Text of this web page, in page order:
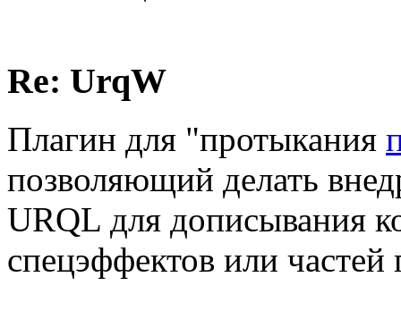
Re: UrqW
Плагин для "протыкания
позволяющий делать
URQL для дописывания
спецэффектов или частей